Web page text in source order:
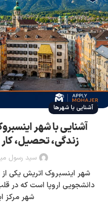
آشنایی با شهرها
آشنایی با شهر
زندگی، تحصیل،
سید رسول
شهر اینسبروک اتریش یکی
دانشجویی اروپا است که در
شهر مرکز